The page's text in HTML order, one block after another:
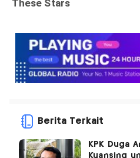
Berita Terkait
KPK Duga
Kuansing